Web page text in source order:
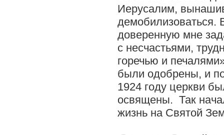
Иерусалим,
демобилизоваться.
доверенную мне
с несчастьями,
горечью и
были одобрены, и
1924 году церкви
освящены. Так
жизнь на Святой